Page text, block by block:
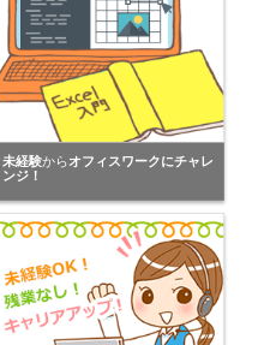
ーズ株式会社
ーズ株式会社
店
ィング 東海ユニット
未経験からオフィスワークにチャレ
ンジ！